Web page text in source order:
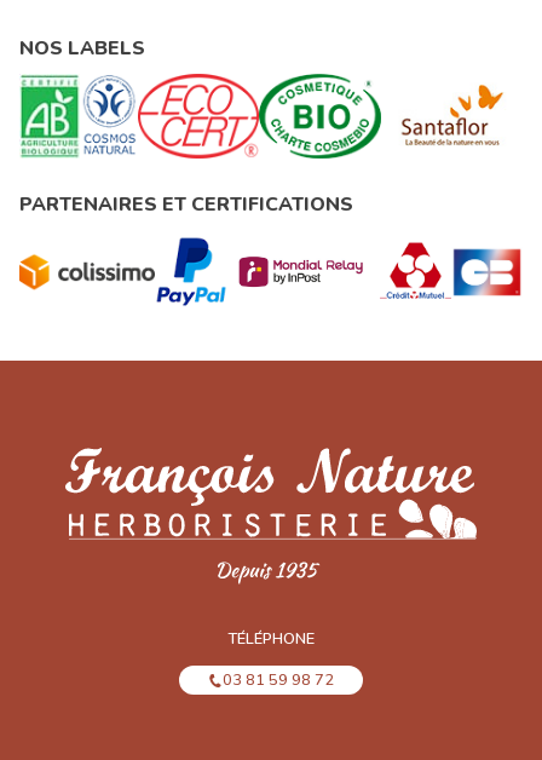
NOS LABELS
PARTENAIRES ET CERTIFICATIONS
TÉLÉPHONE
03 81 59 98 72